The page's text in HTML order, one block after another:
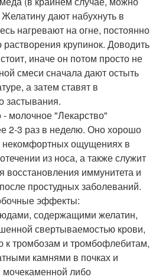
дают набухнуть в
нагревают на огне, постоянно
крупинок. Доводить
иначе он потом просто не
смеси сначала дают остыть
а затем ставят в
застывания.
молочное "Лекарство"
2-3 раз в неделю. Оно хорошо
некомфортных ощущениях в
из носа, а также служит
иммунитета и
простудных заболеваний.
эффекты:
содержащими желатин,
свертываемостью крови,
к тромбозам и тромбофлебитам,
камнями в почках и
либо